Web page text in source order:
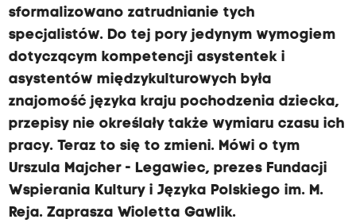
sformalizowano zatrudnianie tych
specjalistów. Do tej pory jedynym wymogiem
dotyczącym kompetencji asystentek i
asystentów międzykulturowych była
znajomość języka kraju pochodzenia dziecka,
przepisy nie określały także wymiaru czasu ich
pracy. Teraz to się to zmieni. Mówi o tym
Urszula Majcher - Legawiec, prezes Fundacji
Wspierania Kultury i Języka Polskiego im. M.
Reja. Zaprasza Wioletta Gawlik.